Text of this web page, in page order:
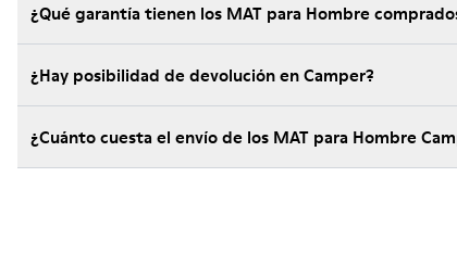
¿Qué garantía tienen los MAT para Hombre
¿Hay posibilidad de devolución en Camper?
¿Cuánto cuesta el envío de los MAT para Hombre